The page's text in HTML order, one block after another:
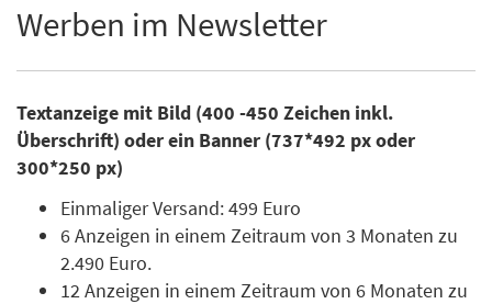
Werben im Newsletter
Textanzeige mit Bild (400 -450 Zeichen inkl.
Überschrift) oder ein Banner (737*492 px oder
300*250 px)
Einmaliger Versand: 499 Euro
6 Anzeigen in einem Zeitraum von 3 Monaten zu
2.490 Euro.
12 Anzeigen in einem Zeitraum von 6 Monaten zu